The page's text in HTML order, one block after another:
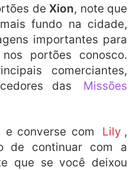
deXion, note que
fundo na cidade,
importantes para
portões conosco.
comerciantes,
das
Missões
e converse com Lily ,
de continuar com a
que se você deixou